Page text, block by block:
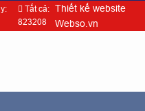
Tất cả:
823208
Thiết kế website
Webso.vn